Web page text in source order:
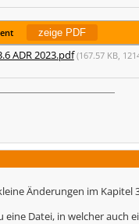
ADR 2023.pdf (167.57 KB,
Änderungen im Kapitel
Datei, in welcher auch